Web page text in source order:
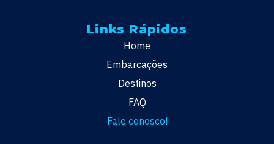
Links Rápidos
Home
Embarcações
Destinos
FAQ
Fale conosco!